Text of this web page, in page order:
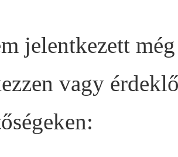
jelentkezett
vagy